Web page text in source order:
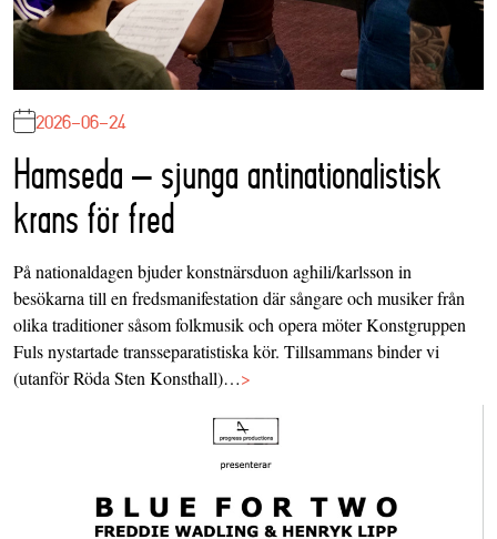
2026-06-24
Hamseda – sjunga antinationalistisk
krans för fred
På nationaldagen bjuder konstnärsduon aghili/karlsson in
besökarna till en fredsmanifestation där sångare och musiker från
olika traditioner såsom folkmusik och opera möter Konstgruppen
Fuls nystartade transseparatistiska kör. Tillsammans binder vi
(utanför Röda Sten Konsthall)…>